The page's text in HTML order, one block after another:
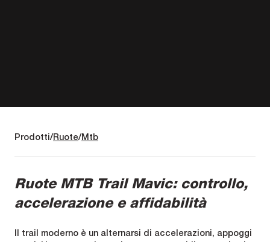
Prodotti Ruote Mtb
Ruote MTB Trail Mavic: controllo,
accelerazione e affidabilità
Il trail moderno è un alternarsi di accelerazioni, appoggi